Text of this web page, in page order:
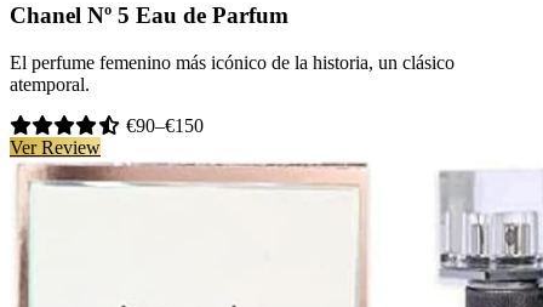
Chanel Nº 5 Eau de Parfum
El perfume femenino más icónico de la historia, un clásico
atemporal.
€90–€150
Ver Review